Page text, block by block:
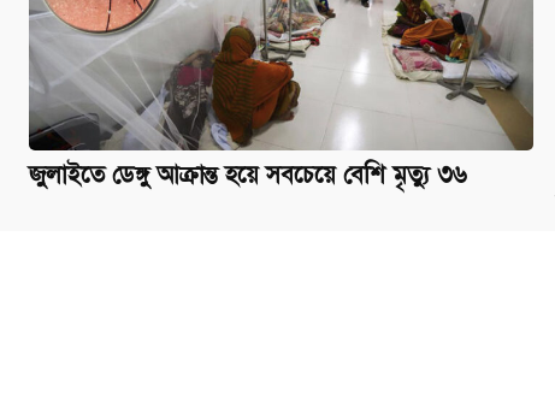
জুলাইতে ডেঙ্গু আক্রান্ত হয়ে সবচেয়ে বেশি মৃত্যু ৩৬